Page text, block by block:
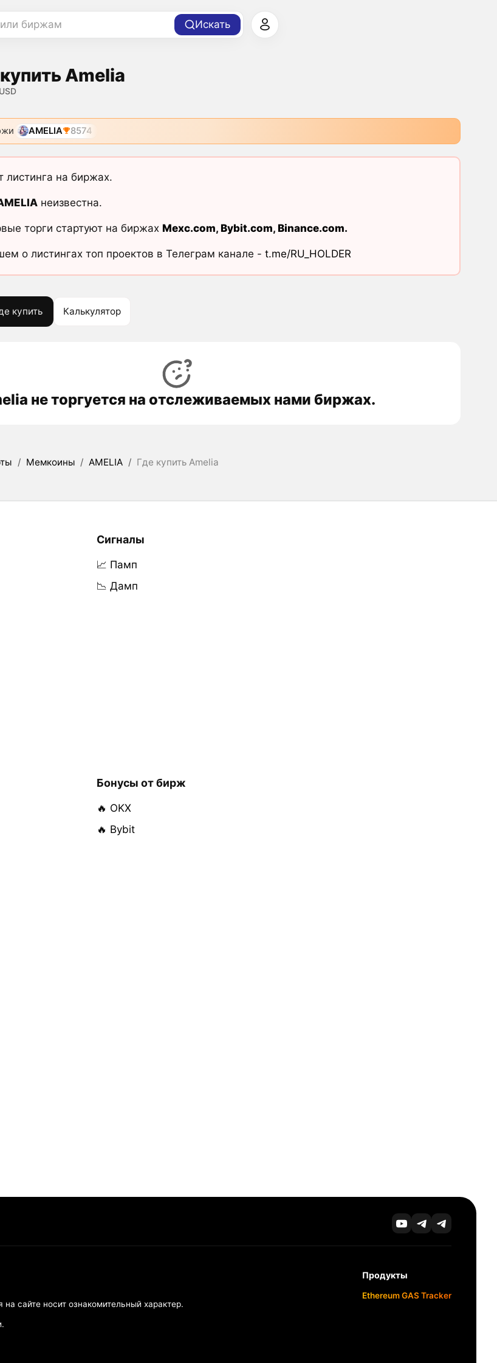
биржам Искать
Amelia
AMELIA 8574
листинга на биржах.
неизвестна.
торги стартуют на биржах Mexc.com, Bybit.com, Binance.com.
о листингах топ проектов в Телеграм канале - t.me/RU_HOLDER
купить Калькулятор
не торгуется на отслеживаемых нами биржах.
/ Мемкоины / AMELIA / Где купить Amelia
Сигналы
📈 Памп
📉 Дамп
Бонусы от бирж
🔥 OKX
🔥 Bybit
сайте носит ознакомительный характер.
Продукты
Ethereum GAS Tracker